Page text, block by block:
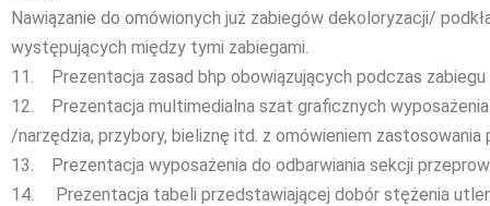
Nawiązanie do omówionych już zabiegów dekoloryzacji/
występujących między tymi zabiegami.
11. Prezentacja zasad bhp obowiązujących podczas zabiegu
12. Prezentacja multimedialna szat graficznych
/narzędzia, przybory, bieliznę itd. z omówieniem zastosowania
13. Prezentacja wyposażenia do odbarwiania sekcji
14. Prezentacja tabeli przedstawiającej dobór stężenia